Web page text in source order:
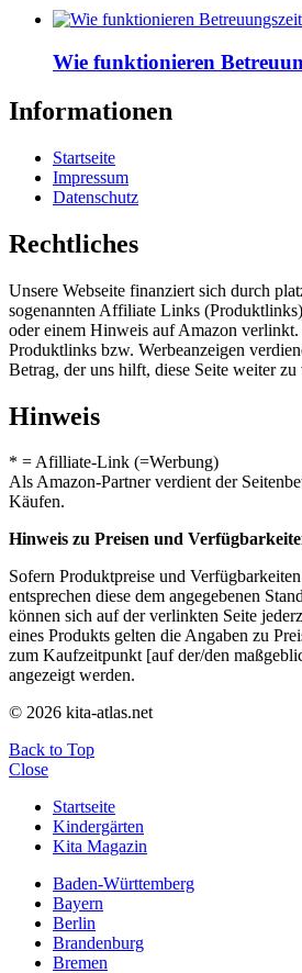
Wie funktionieren
Informationen
Startseite
Impressum
Datenschutz
Rechtliches
Unsere Webseite finanziert sich durch
sogenannten Affiliate Links
oder einem Hinweis auf Amazon
Produktlinks bzw. Werbeanzeigen
Betrag, der uns hilft, diese Seite weiter zu
Hinweis
* = Afilliate-Link (=Werbung)
Als Amazon-Partner verdient der
Käufen.
Hinweis zu Preisen und
Sofern Produktpreise und
entsprechen diese dem angegebenen
können sich auf der verlinkten Seite
eines Produkts gelten die Angaben zu
zum Kaufzeitpunkt [auf der/den
angezeigt werden.
© 2026 kita-atlas.net
Back to Top
Close
Startseite
Kindergärten
Kita Magazin
Baden-Württemberg
Bayern
Berlin
Brandenburg
Bremen